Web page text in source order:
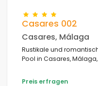
Blicke
Casares 002
Casares, Málaga
Rustikale und romantische
Pool in Casares,
Preis erfragen